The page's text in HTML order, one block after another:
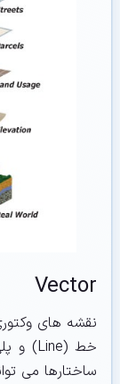
Vector
ساختارها می